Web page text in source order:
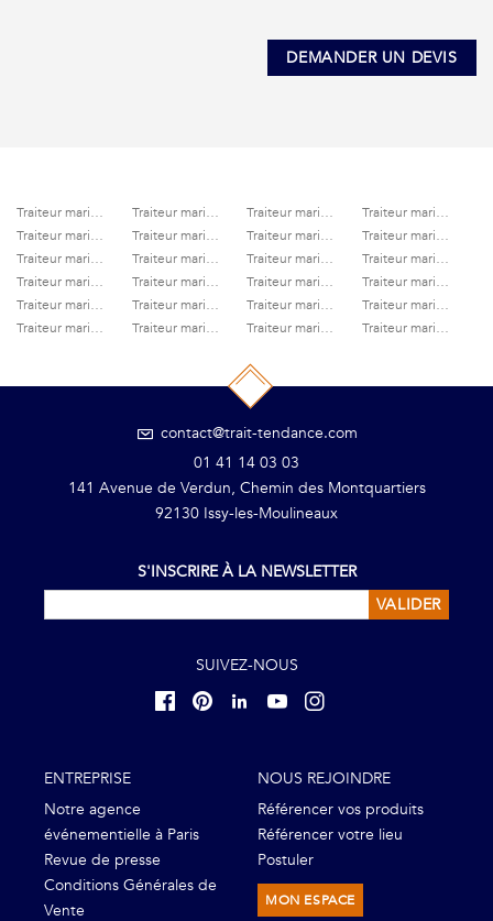
DEMANDER UN DEVIS
Traiteur mariage Paris 10ème Traiteur mariage Paris 11ème Traiteur mariage Paris 12ème
Traiteur mariage Paris 13ème
Traiteur mariage Paris 14ème
Traiteur mariage Paris 15ème Traiteur mariage Paris 16ème
Traiteur mariage Paris 17ème
Traiteur mariage Paris 18ème
Traiteur mariage Paris 19ème Traiteur mariage Paris 1er
Traiteur mariage Paris 20ème
Traiteur mariage Paris 2ème
Traiteur mariage Paris 3ème Traiteur mariage Paris 4ème
Traiteur mariage Paris 6ème
Traiteur mariage Paris 7ème
Traiteur mariage Paris 8ème Traiteur mariage Paris 9ème
Traiteur mariage Paris Centre
Traiteur mariage Paris Champs Elysées
Traiteur mariage Quais de Seine Traiteur mariage Quartier Opéra Traiteur mariage Triangle d’Or
contact@trait-tendance.com
01 41 14 03 03
141 Avenue de Verdun, Chemin des Montquartiers
92130 Issy-les-Moulineaux
S'INSCRIRE À LA NEWSLETTER
VALIDER
SUIVEZ-NOUS
ENTREPRISE
Notre agence
événementielle à Paris
Revue de presse
Conditions Générales de
Vente
NOUS REJOINDRE
Référencer vos produits
Référencer votre lieu
Postuler
MON ESPACE